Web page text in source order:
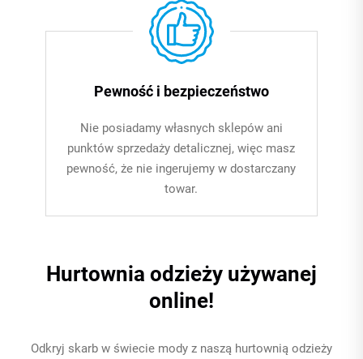
Pewność i bezpieczeństwo
Nie posiadamy własnych sklepów ani
punktów sprzedaży detalicznej, więc masz
pewność, że nie ingerujemy w dostarczany
towar.
Hurtownia odzieży używanej
online!
Odkryj skarb w świecie mody z naszą hurtownią odzieży